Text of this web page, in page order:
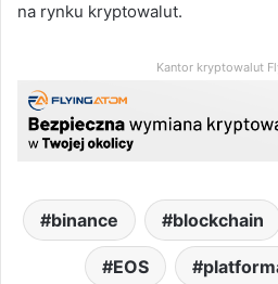
na rynku kryptowalut.
Kantor kryptowalut
binance blockchain
EOS